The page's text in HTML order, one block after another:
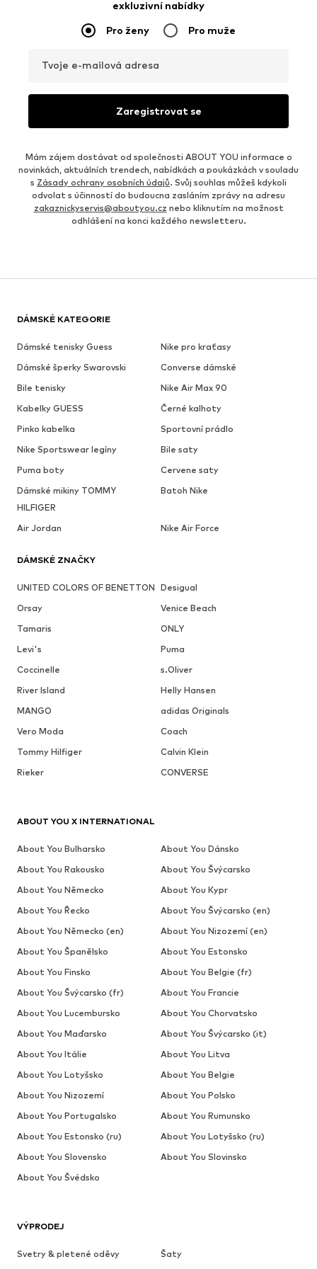
exkluzivní nabídky
Pro ženy Pro muže
Tvoje e-mailová adresa
Zaregistrovat se
Mám zájem dostávat od společnosti ABOUT YOU informace o
novinkách, aktuálních trendech, nabídkách a poukázkách v souladu
s Zásady ochrany osobních údajů. Svůj souhlas můžeš kdykoli
odvolat s účinností do budoucna zasláním zprávy na adresu
zakaznickyservis@aboutyou.cz nebo kliknutím na možnost
odhlášení na konci každého newsletteru.
DÁMSKÉ KATEGORIE
Dámské tenisky Guess
Nike pro kraťasy
Dámské šperky Swarovski
Converse dámské
Bile tenisky
Nike Air Max 90
Kabelky GUESS
Černé kalhoty
Pinko kabelka
Sportovní prádlo
Nike Sportswear legíny
Bile saty
Puma boty
Cervene saty
Dámské mikiny TOMMY
HILFIGER
Batoh Nike
Air Jordan Nike Air Force
DÁMSKÉ ZNAČKY
UNITED COLORS OF BENETTON Desigual
Orsay
Venice Beach
Tamaris
ONLY
Levi's
Puma
Coccinelle
s.Oliver
River Island
Helly Hansen
MANGO
adidas Originals
Vero Moda
Coach
Tommy Hilfiger
Calvin Klein
Rieker
CONVERSE
VÝPRODEJ
Svetry & pletené oděvy
Šaty
ABOUT YOU X INTERNATIONAL
About You Bulharsko
About You Dánsko
About You Rakousko
About You Švýcarsko
About You Německo
About You Kypr
About You Řecko
About You Švýcarsko (en)
About You Německo (en)
About You Nizozemí (en)
About You Španělsko
About You Estonsko
About You Finsko
About You Belgie (fr)
About You Švýcarsko (fr)
About You Francie
About You Lucembursko
About You Chorvatsko
About You Maďarsko
About You Švýcarsko (it)
About You Itálie
About You Litva
About You Lotyšsko
About You Belgie
About You Nizozemí
About You Polsko
About You Portugalsko
About You Rumunsko
About You Estonsko (ru)
About You Lotyšsko (ru)
About You Slovensko
About You Slovinsko
About You Švédsko